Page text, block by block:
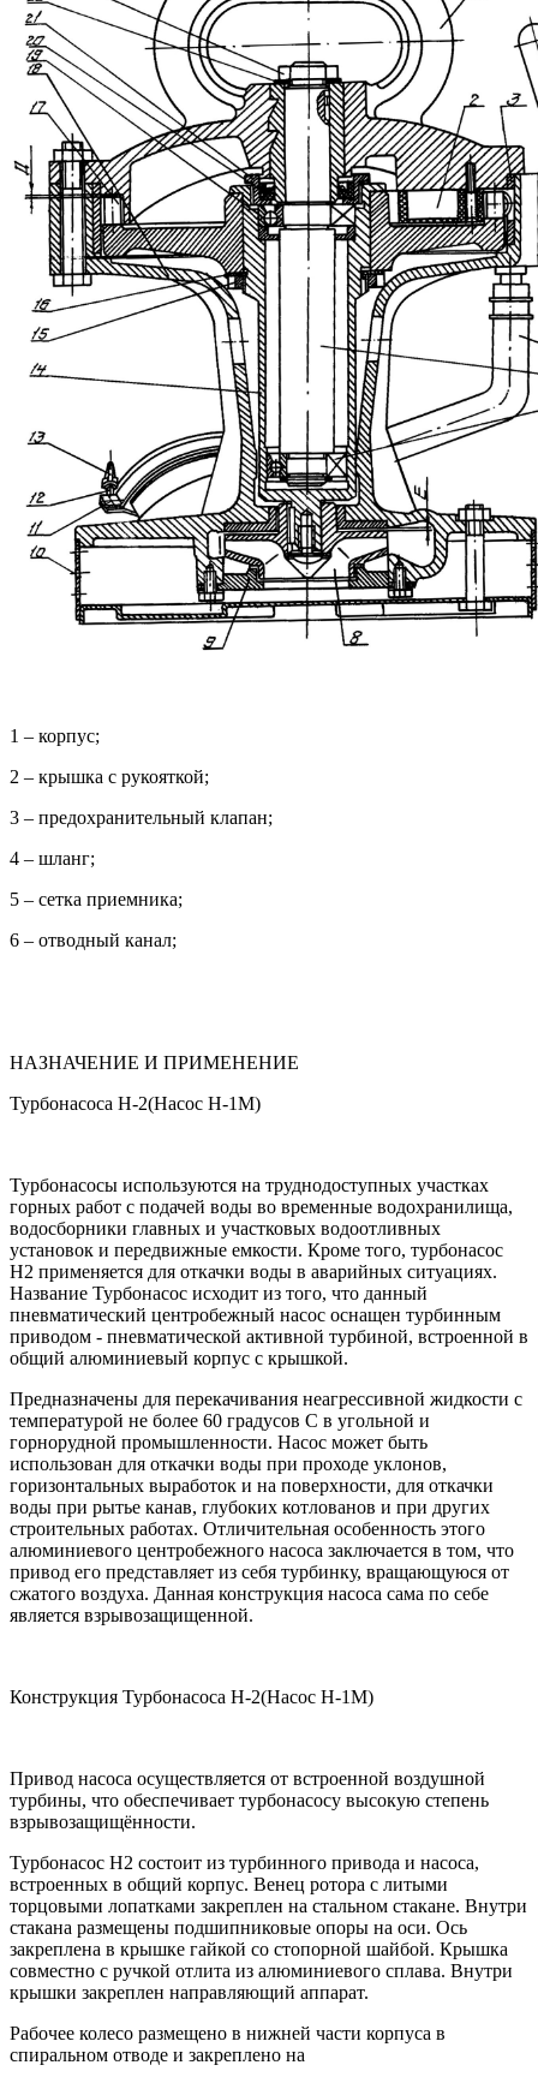
1 – корпус;
2 – крышка с рукояткой;
3 – предохранительный клапан;
4 – шланг;
5 – сетка приемника;
6 – отводный канал;
НАЗНАЧЕНИЕ И ПРИМЕНЕНИЕ
Турбонасоса Н-2(Насос Н-1М)
Турбонасосы используются на труднодоступных участках
горных работ с подачей воды во временные водохранилища,
водосборники главных и участковых водоотливных
установок и передвижные емкости. Кроме того, турбонасос
Н2 применяется для откачки воды в аварийных ситуациях.
Название Турбонасос исходит из того, что данный
пневматический центробежный насос оснащен турбинным
приводом - пневматической активной турбиной, встроенной в
общий алюминиевый корпус с крышкой.
Предназначены для перекачивания неагрессивной жидкости с
температурой не более 60 градусов С в угольной и
горнорудной промышленности. Насос может быть
использован для откачки воды при проходе уклонов,
горизонтальных выработок и на поверхности, для откачки
воды при рытье канав, глубоких котлованов и при других
строительных работах. Отличительная особенность этого
алюминиевого центробежного насоса заключается в том, что
привод его представляет из себя турбинку, вращающуюся от
сжатого воздуха. Данная конструкция насоса сама по себе
является взрывозащищенной.
Конструкция Турбонасоса Н-2(Насос Н-1М)
Привод насоса осуществляется от встроенной воздушной
турбины, что обеспечивает турбонасосу высокую степень
взрывозащищённости.
Турбонасос Н2 состоит из турбинного привода и насоса,
встроенных в общий корпус. Венец ротора с литыми
торцовыми лопатками закреплен на стальном стакане. Внутри
стакана размещены подшипниковые опоры на оси. Ось
закреплена в крышке гайкой со стопорной шайбой. Крышка
совместно с ручкой отлита из алюминиевого сплава. Внутри
крышки закреплен направляющий аппарат.
Рабочее колесо размещено в нижней части корпуса в
спиральном отводе и закреплено на